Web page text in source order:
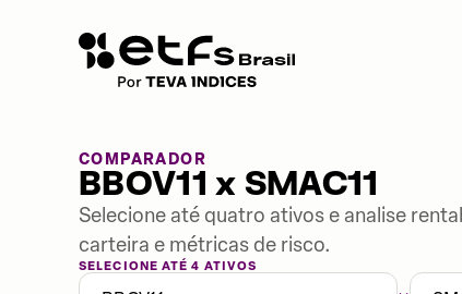
COMPARADOR
BBOV11 x SMAC11
Selecione até quatro ativos e analise
carteira e métricas de risco.
SELECIONE ATÉ 4 ATIVOS